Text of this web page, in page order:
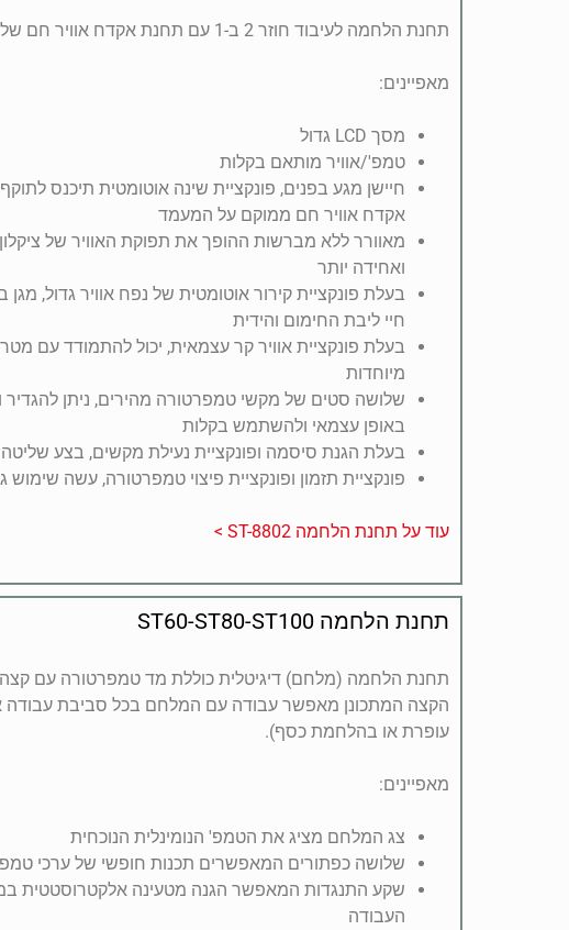
תחנת הלחמה לעיבוד חוזר 2 ב-1 עם תחנת אקדח אוויר חם של ברזל מלחם.
מאפיינים:
מסך LCD גדול
טמפ'/אוויר מותאם בקלות
חיישן מגע בפנים, פונקציית שינה אוטומטית תיכנס
אקדח אוויר חם ממוקם על המעמד
מאוורר ללא מברשות ההופך את תפוקת האוויר של
ואחידה יותר
בעלת פונקציית קירור אוטומטית של נפח אוויר גדול, מגן
חיי ליבת החימום והידית
בעלת פונקציית אוויר קר עצמאית, יכול להתמודד עם
מיוחדות
שלושה סטים של מקשי טמפרטורה מהירים, ניתן להגדיר
באופן עצמאי ולהשתמש בקלות
בעלת הגנת סיסמה ופונקציית נעילת מקשים, בצע
פונקציית תזמון ופונקציית פיצוי טמפרטורה, עשה שימוש
עוד על תחנת הלחמה ST-8802 >
תחנת הלחמה ST60-ST80-ST100
תחנת הלחמה (מלחם) דיגיטלית כוללת מד טמפרטורה עם
הקצה המתכונן מאפשר עבודה עם המלחם בכל סביבת עבודה
עופרת או בהלחמת כסף).
מאפיינים:
צג המלחם מציג את הטמפ' הנומינלית הנוכחית
שלושה כפתורים המאפשרים תכנות חופשי של ערכי
שקע התנגדות המאפשר הגנה מטעינה אלקטרוסטטית
העבודה